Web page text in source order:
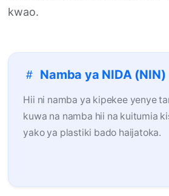
kwao.
Namba ya NIDA (NIN)
Hii ni namba ya kipekee yenye
kuwa na namba hii na kuitumia
yako ya plastiki bado haijatoka.